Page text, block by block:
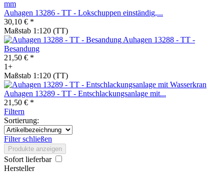
Auhagen 13286 - TT - Lokschuppen einständig,...
30,10 € *
Maßstab 1:120 (TT)
Auhagen 13288 - TT -
Besandung
21,50 € *
1+
Maßstab 1:120 (TT)
Auhagen 13289 - TT - Entschlackungsanlage mit...
21,50 € *
Filtern
Sortierung:
Filter schließen
Produkte anzeigen
Sofort lieferbar
Hersteller